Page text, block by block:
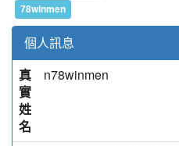
78winmen
個人訊息
真
實
姓
名
n78winmen